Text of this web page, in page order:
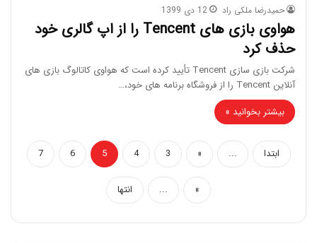
حمیدرضا ملکی راد 12 دی 1399
هواوی بازی های Tencent را از اپ گالری خود
حذف کرد
شرکت بازی سازی Tencent تأیید کرده است که هواوی کاتالوگ بازی های
آنلاین Tencent را از فروشگاه برنامه های خود،…
بیشتر بخوانید »
ابتدا ...
«
3
4
5
6
7
»
... انتها